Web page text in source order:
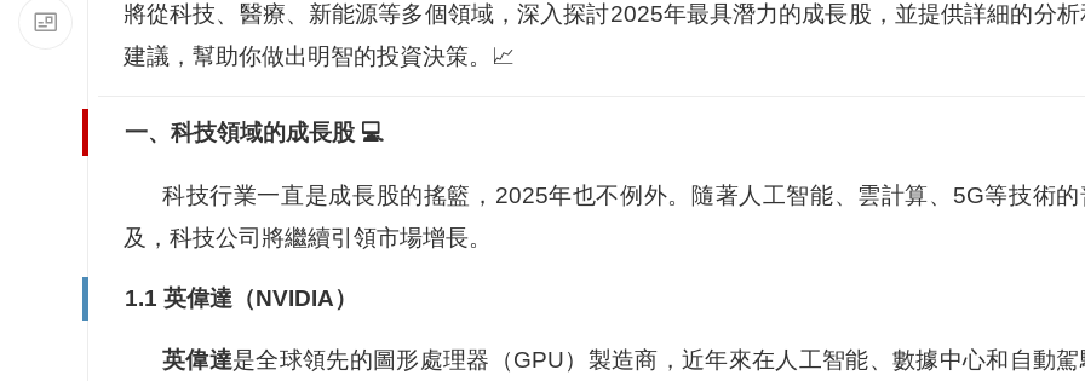
將從科技、醫療、新能源等多個領域，深入探討2025年最具潛力的成長股，並提供詳細的分析
建議，幫助你做出明智的投資決策。📈
一、科技領域的成長股 💻
科技行業一直是成長股的搖籃，2025年也不例外。隨著人工智能、雲計算、5G等技術的
及，科技公司將繼續引領市場增長。
1.1 英偉達（NVIDIA）
英偉達是全球領先的圖形處理器（GPU）製造商，近年來在人工智能、數據中心和自動駕